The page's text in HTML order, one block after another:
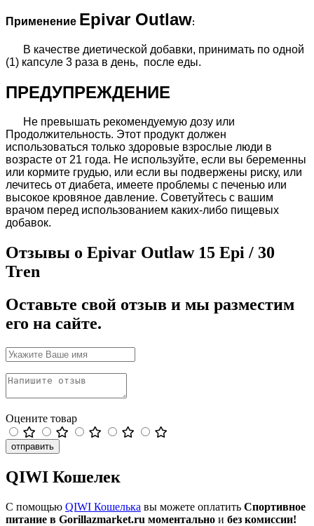
Применение Epivar Outlaw:
В качестве диетической добавки, принимать по одной
(1) капсуле 3 раза в день, после еды.
ПРЕДУПРЕЖДЕНИЕ
Не превышать рекомендуемую дозу или
Продолжительность. Этот продукт должен
использоваться только здоровые взрослые люди в
возрасте от 21 года. Не используйте, если вы беременны
или кормите грудью, или если вы подвержены риску, или
лечитесь от диабета, имеете проблемы с печенью или
высокое кровяное давление. Советуйтесь с вашим
врачом перед использованием каких-либо пищевых
добавок.
Отзывы о Epivar Outlaw 15 Epi / 30
Tren
Оставьте свой отзыв и мы разместим
его на сайте.
Оцените товар
отправить
QIWI Кошелек
С помощью QIWI Кошелька вы можете оплатить Спортивное
питание в Gorillazmarket.ru моментально и без комиссии!